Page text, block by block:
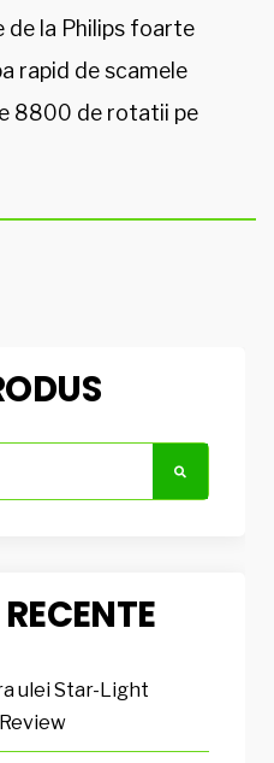
la Philips foarte
rapid de scamele
8800 de rotatii pe
ulei Star-Light